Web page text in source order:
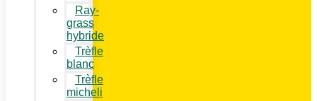
Ray-
grass
hybride
Trèfle
blanc
Trèfle
micheli